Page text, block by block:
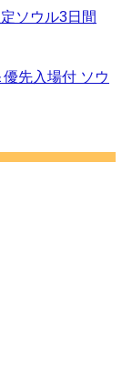
ソウル3日間
先入場付 ソウ